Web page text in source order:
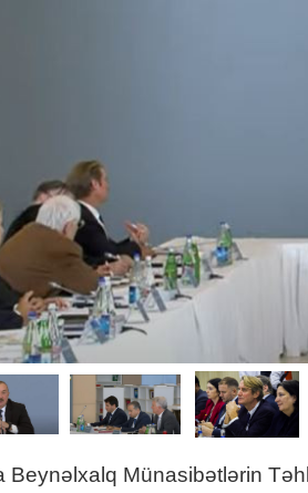
Beynəlxalq Münasibətlərin